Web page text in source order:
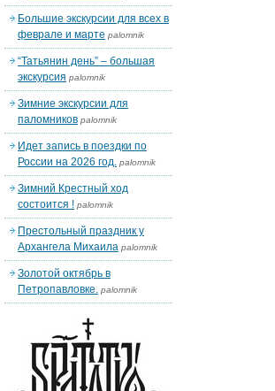
Большие экскурсии для всех в
феврале и марте palomnik
“Татьянин день” – большая
экскурсия palomnik
Зимние экскурсии для
паломников palomnik
Идет запись в поездки по
России на 2026 год. palomnik
Зимний Крестный ход
состоится ! palomnik
Престольный праздник у
Архангела Михаила palomnik
Золотой октябрь в
Петропавловке. palomnik